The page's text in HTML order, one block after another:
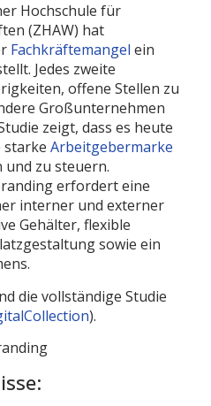
Hochschule für
(ZHAW) hat
Fachkräftemangel ein
Jedes zweite
offene Stellen zu
Großunternehmen
zeigt, dass es heute
starke Arbeitgebermarke
und zu steuern.
erfordert eine
interner und externer
Gehälter, flexible
sowie ein
die vollständige Studie
)​.